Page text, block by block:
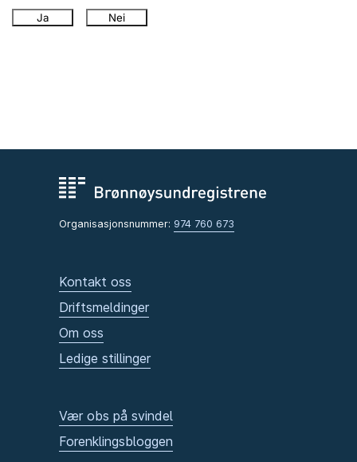
Ja Nei
Organisasjonsnummer: 974 760 673
Kontakt oss
Driftsmeldinger
Om oss
Ledige stillinger
Vær obs på svindel
Forenklingsbloggen